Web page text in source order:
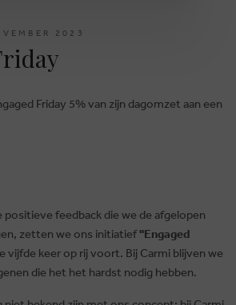
2023
Friday 5% van zijn dagomzet aan een
positieve feedback die we de afgelopen
zetten we ons initiatief"Engaged
vijfde keer op rij voort. Bij Carmi blijven we
die het het hardst nodig hebben.